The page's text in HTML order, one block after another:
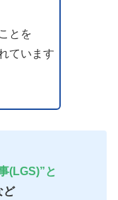
とを
ています
(LGS)”と
ど